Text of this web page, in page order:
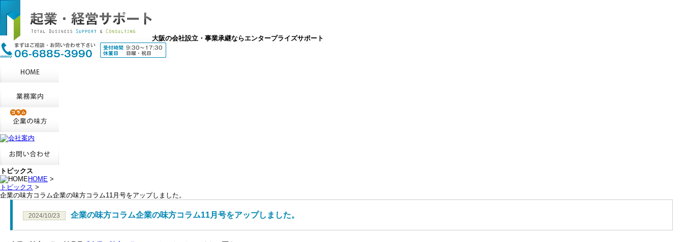
大阪の会社設立・事業承継ならエンタープライズサポート
トピックス
HOME >
トピックス >
企業の味方コラム企業の味方コラム11月号をアップしました。
2024/10/23 企業の味方コラム企業の味方コラム11月号をアップしました。